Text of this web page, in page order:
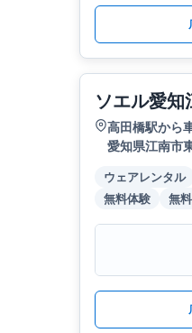
ソエル愛知
高田橋駅から
愛知県江南市
ウェアレンタル
無料体験
無